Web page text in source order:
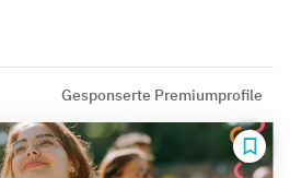
Gesponserte Premiumprofile